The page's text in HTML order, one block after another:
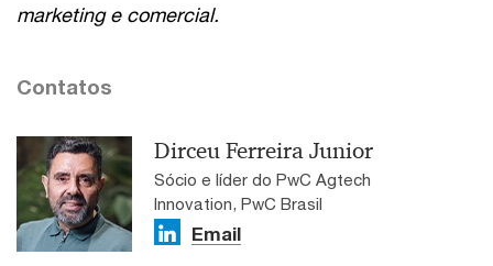
marketing e comercial.
Contatos
Dirceu Ferreira Junior
Sócio e líder do PwC Agtech
Innovation, PwC Brasil
Email